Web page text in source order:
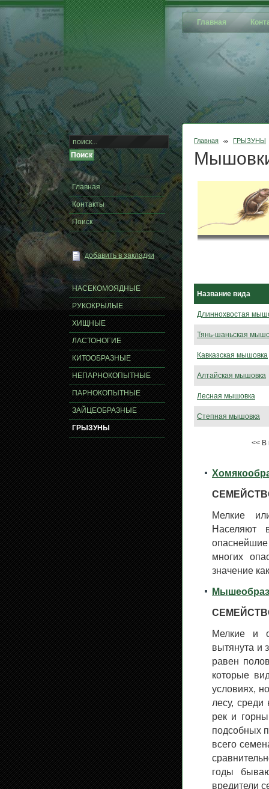
Главная
Главная ГРЫЗУНЫ
Название вида
Длиннохвостая
Тянь-шаньская
Кавказская мышовка
Алтайская мышовка
Лесная мышовка
Степная мышовка
<< В
Мелкие
Населяют
опаснейшие
многих
значение
Мелкие и
вытянута и
равен
которые
условиях,
лесу, среди
рек и
подсобных
всего
годы
вредители
Главная
Контакты
Поиск
добавить в закладки
НАСЕКОМОЯДНЫЕ
РУКОКРЫЛЫЕ
ХИЩНЫЕ
ЛАСТОНОГИЕ
КИТООБРАЗНЫЕ
НЕПАРНОКОПЫТНЫЕ
ПАРНОКОПЫТНЫЕ
ЗАЙЦЕОБРАЗНЫЕ
ГРЫЗУНЫ